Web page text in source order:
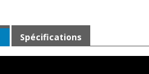
Spécifications